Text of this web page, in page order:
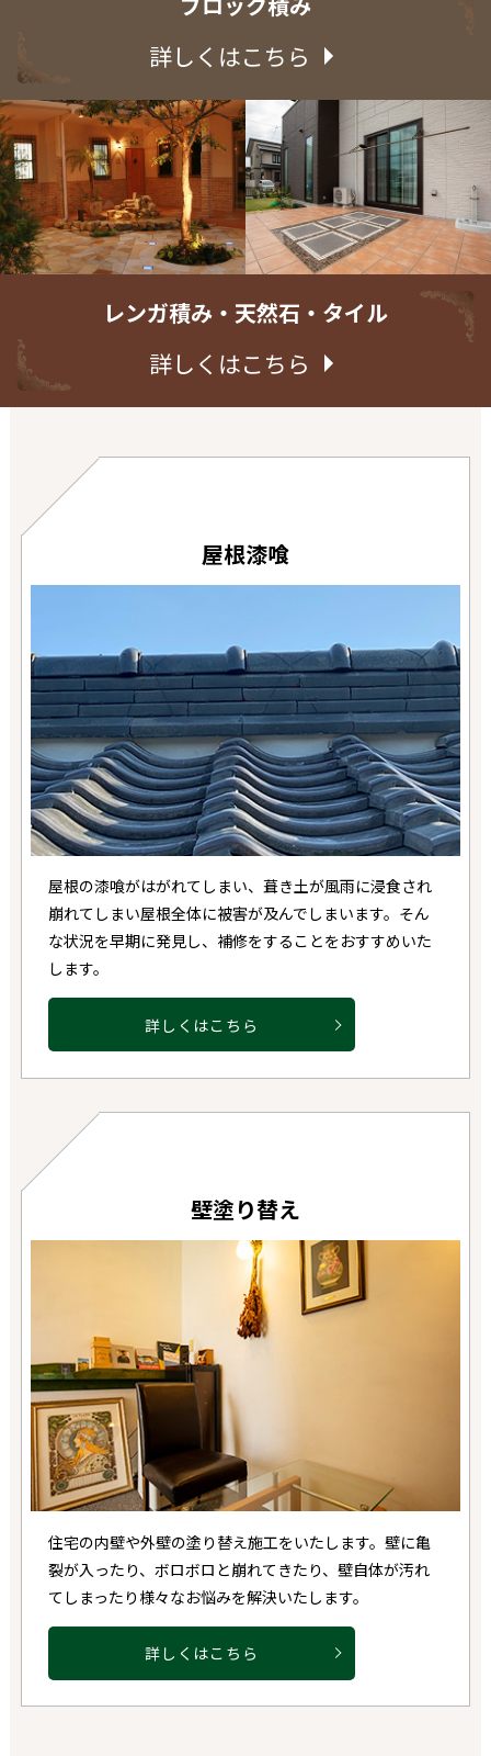
詳しくはこちら
レンガ積み・天然石・タイル
詳しくはこちら
屋根漆喰
屋根の漆喰がはがれてしまい、葺き土が風雨に浸食され
崩れてしまい屋根全体に被害が及んでしまいます。そん
な状況を早期に発見し、補修をすることをおすすめいた
します。
詳しくはこちら
壁塗り替え
住宅の内壁や外壁の塗り替え施工をいたします。壁に亀
裂が入ったり、ボロボロと崩れてきたり、壁自体が汚れ
てしまったり様々なお悩みを解決いたします。
詳しくはこちら